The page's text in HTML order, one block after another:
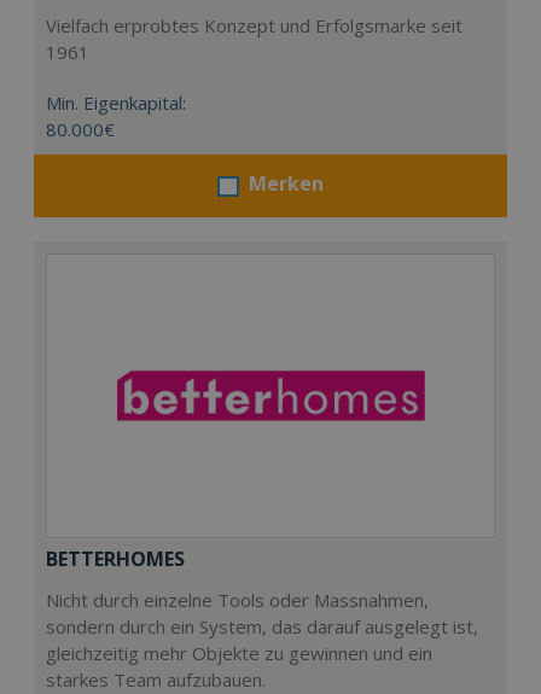
Vielfach erprobtes Konzept und Erfolgsmarke seit
1961
Min. Eigenkapital:
80.000€
Merken
BETTERHOMES
Nicht durch einzelne Tools oder Massnahmen,
sondern durch ein System, das darauf ausgelegt ist,
gleichzeitig mehr Objekte zu gewinnen und ein
starkes Team aufzubauen.